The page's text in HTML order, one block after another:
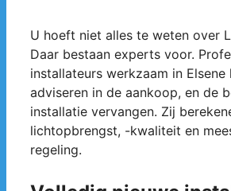
U hoeft niet alles te weten over
Daar bestaan experts voor.
installateurs werkzaam in Elsene
adviseren in de aankoop, en de
installatie vervangen. Zij
lichtopbrengst, -kwaliteit en
regeling.